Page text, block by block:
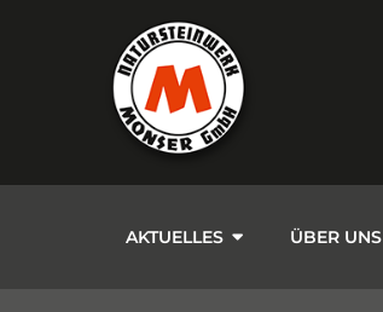
AKTUELLES ÜBER UNS